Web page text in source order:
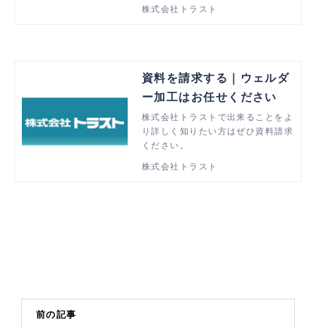
株式会社トラスト
資料を請求する｜ウェルダ
ー加工はお任せください
株式会社トラストで出来ることをよ
り詳しく知りたい方はぜひ資料請求
ください。
株式会社トラスト
前の記事